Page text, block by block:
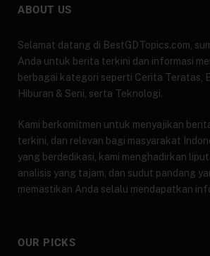
ABOUT US
Selamat datang di BestGDTopics.com,
Anda untuk berita terkini dan informasi
berbagai kategori seperti Cerita Teratas,
Hiburan & Seni, serta Teknologi.
Kami berkomitmen untuk menyajikan
terkini, dan relevan bagi masyarakat
yang berdedikasi, kami menghadirkan
analisis yang tajam, dan sudut pandang
memastikan Anda selalu mendapatkan
OUR PICKS